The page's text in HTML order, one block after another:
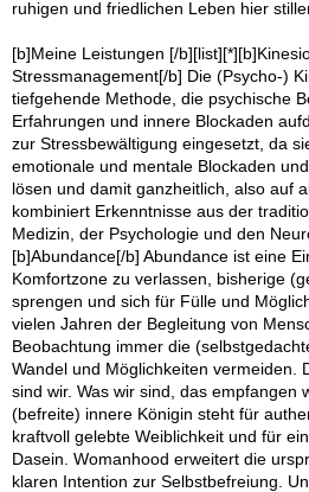
ruhigen und friedlichen Leben hier
[b]Meine Leistungen [/
Stressmanagement[/b] Die (Psycho-)
tiefgehende Methode, die psychische
Erfahrungen und innere Blockaden
zur Stressbewältigung eingesetzt, da
emotionale und mentale Blockaden
lösen und damit ganzheitlich, also auf
kombiniert Erkenntnisse aus der
Medizin, der Psychologie und den
[b]Abundance[/b] Abundance ist eine
Komfortzone zu verlassen, bisherige
sprengen und sich für Fülle und
vielen Jahren der Begleitung von
Beobachtung immer die
Wandel und Möglichkeiten vermeiden.
sind wir. Was wir sind, das empfangen
(befreite) innere Königin steht für
kraftvoll gelebte Weiblichkeit und für
Dasein. Womanhood erweitert die
klaren Intention zur Selbstbefreiung.